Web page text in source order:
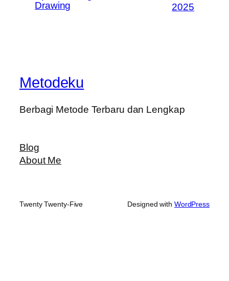
Drawing
2025
Metodeku
Berbagi Metode Terbaru dan Lengkap
Blog
About Me
Twenty Twenty-Five Designed with WordPress